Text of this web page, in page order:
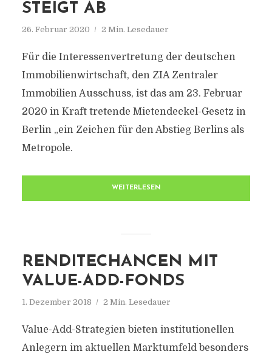
STEIGT AB
26. Februar 2020 2 Min. Lesedauer
Für die Interessenvertretung der deutschen
Immobilienwirtschaft, den ZIA Zentraler
Immobilien Ausschuss, ist das am 23. Februar
2020 in Kraft tretende Mietendeckel-Gesetz in
Berlin „ein Zeichen für den Abstieg Berlins als
Metropole.
WEITERLESEN
RENDITECHANCEN MIT
VALUE-ADD-FONDS
1. Dezember 2018 2 Min. Lesedauer
Value-Add-Strategien bieten institutionellen
Anlegern im aktuellen Marktumfeld besonders